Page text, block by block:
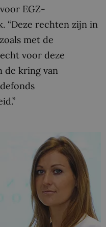
EGZ-
“Deze rechten zijn in
met de
voor deze
de kring van